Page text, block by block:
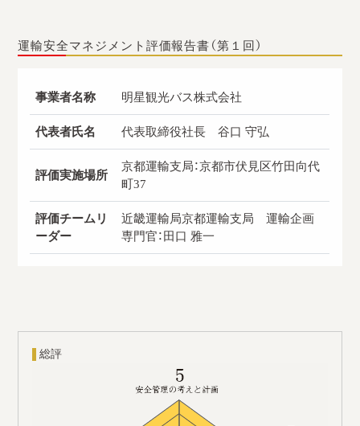
運輸安全マネジメント評価報告書（第１回）
事業者名称 明星観光バス株式会社
代表者氏名 代表取締役社長 谷口 守弘
評価実施場所
京都運輸支局：京都市伏見区竹田向代
町37
評価チームリ
ーダー
近畿運輸局京都運輸支局 運輸企画
専門官：田口 雅一
総評